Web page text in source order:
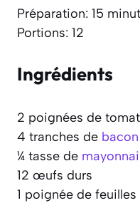
Préparation: 15
Portions: 12
Ingrédients
2 poignées de
4 tranches de bacon
¼ tasse de
12 œufs durs
1 poignée de